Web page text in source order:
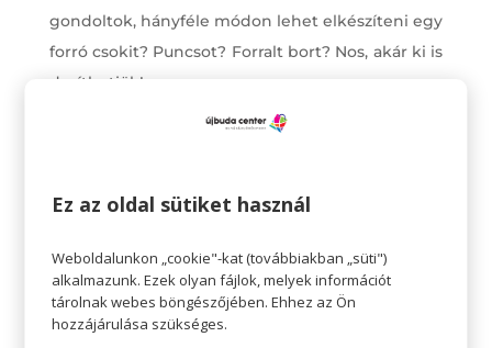
gondoltok, hányféle módon lehet elkészíteni egy
forró csokit? Puncsot? Forralt bort? Nos, akár ki is
deríthetjük!
elfoglaltsággal? Az interneten számtalan leírás és
videó található, amik segítenek újabb és újabb
finomságok elkészítésében. A sütést a gyerekek
Ez az oldal sütiket használ
Weboldalunkon „cookie"-kat (továbbiakban „süti")
alkalmazunk. Ezek olyan fájlok, melyek információt
tárolnak webes böngészőjében. Ehhez az Ön
hozzájárulása szükséges.